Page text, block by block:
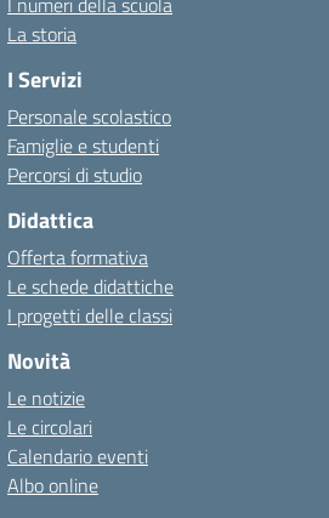
La storia
I Servizi
Personale scolastico
Famiglie e studenti
Percorsi di studio
Didattica
Offerta formativa
Le schede didattiche
I progetti delle classi
Novità
Le notizie
Le circolari
Calendario eventi
Albo online